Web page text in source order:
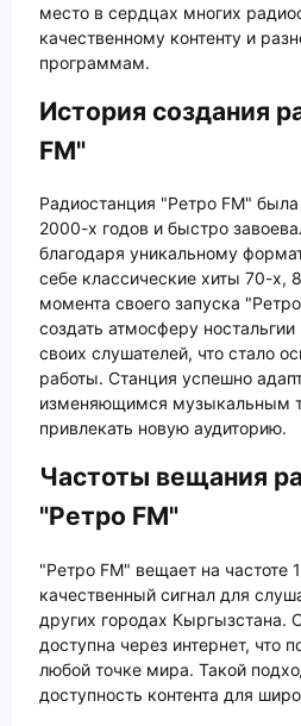
место в сердцах многих
качественному контенту и
программам.
История создания
FM"
Радиостанция "Ретро FM"
2000-х годов и быстро
благодаря уникальному
себе классические хиты 70-х,
момента своего запуска
создать атмосферу
своих слушателей, что стало
работы. Станция успешно
изменяющимся музыкальным
привлекать новую аудиторию.
Частоты вещания
"Ретро FM"
"Ретро FM" вещает на частоте
качественный сигнал для
других городах Кыргызстана.
доступна через интернет, что
любой точке мира. Такой
доступность контента для